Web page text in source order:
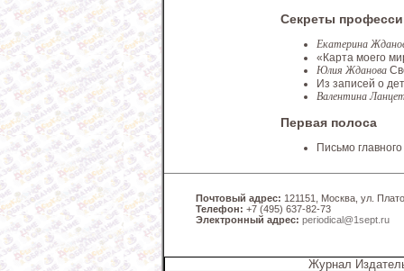
Секреты
Екатерина
«Карта моего
Юлия Жданова
Из записей о
Валентина
Первая полоса
Письмо
Почтовый адрес: 121151, Москва, ул.
Телефон: +7 (495) 637-82-73
Электронный адрес: periodical@1sept.ru
Журнал